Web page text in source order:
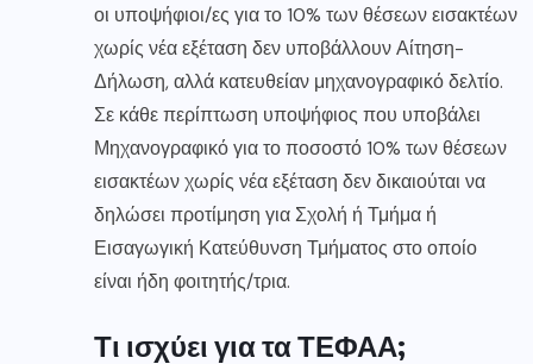
οι υποψήφιοι/ες για το 10% των θέσεων εισακτέων
χωρίς νέα εξέταση δεν υποβάλλουν Αίτηση-
Δήλωση, αλλά κατευθείαν μηχανογραφικό δελτίο.
Σε κάθε περίπτωση υποψήφιος που υποβάλει
Μηχανογραφικό για το ποσοστό 10% των θέσεων
εισακτέων χωρίς νέα εξέταση δεν δικαιούται να
δηλώσει προτίμηση για Σχολή ή Τμήμα ή
Εισαγωγική Κατεύθυνση Τμήματος στο οποίο
είναι ήδη φοιτητής/τρια.
Τι ισχύει για τα ΤΕΦΑΑ;